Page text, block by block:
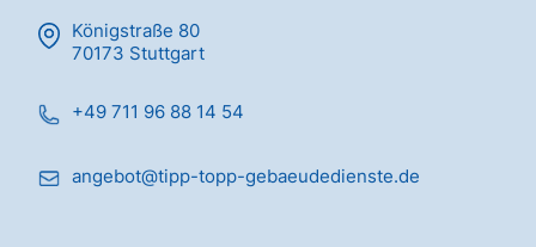
Königstraße 80
70173 Stuttgart
+49 711 96 88 14 54
angebot@tipp-topp-gebaeudedienste.de